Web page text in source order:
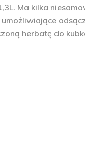
Ma kilka
herbatę do